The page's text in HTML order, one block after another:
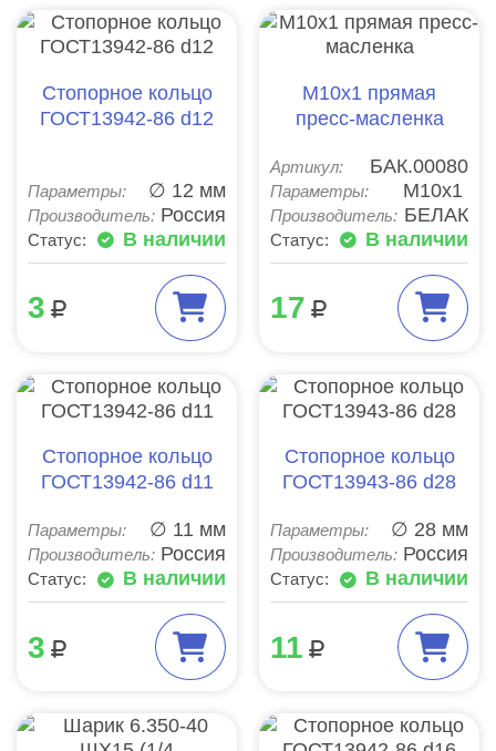
Стопорное кольцо
ГОСТ13942-86 d12
Параметры: ∅ 12 мм
Производитель: Россия
Статус: В наличии
3
М10х1 прямая
пресс-масленка
Артикул: БАК.00080
Параметры: М10х1
Производитель: БЕЛАК
Статус: В наличии
17
Стопорное кольцо
ГОСТ13942-86 d11
Параметры: ∅ 11 мм
Производитель: Россия
Статус: В наличии
3
Стопорное кольцо
ГОСТ13943-86 d28
Параметры: ∅ 28 мм
Производитель: Россия
Статус: В наличии
11